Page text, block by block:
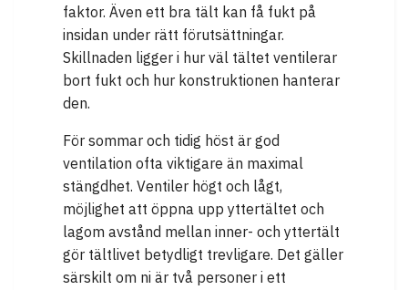
faktor. Även ett bra tält kan få fukt på
insidan under rätt förutsättningar.
Skillnaden ligger i hur väl tältet ventilerar
bort fukt och hur konstruktionen hanterar
den.
För sommar och tidig höst är god
ventilation ofta viktigare än maximal
stängdhet. Ventiler högt och lågt,
möjlighet att öppna upp yttertältet och
lagom avstånd mellan inner- och yttertält
gör tältlivet betydligt trevligare. Det gäller
särskilt om ni är två personer i ett